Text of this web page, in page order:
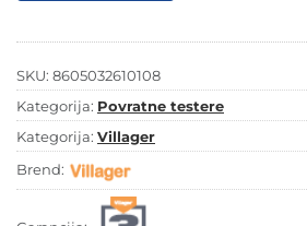
SKU: 8605032610108
Kategorija: Povratne testere
Kategorija: Villager
Brend: